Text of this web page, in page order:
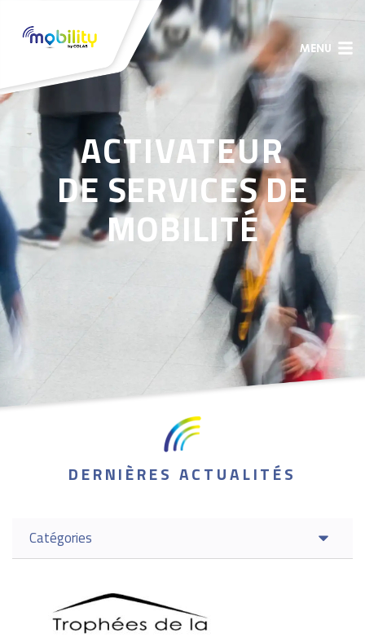
MENU
ACTIVATEUR
DE SERVICES DE
MOBILITÉ
DERNIÈRES ACTUALITÉS
Catégories